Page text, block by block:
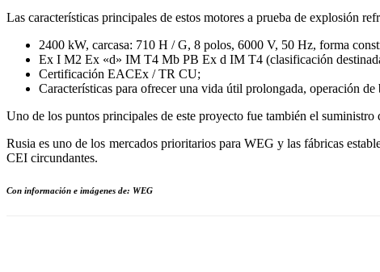
Las características principales de estos motores a prueba de explosión
2400 kW, carcasa: 710 H / G, 8 polos, 6000 V, 50 Hz, forma
Ex I M2 Ex «d» IM T4 Mb PB Ex d IM T4 (clasificación
Certificación EACEx / TR CU;
Características para ofrecer una vida útil prolongada, operación
Uno de los puntos principales de este proyecto fue también el
Rusia es uno de los mercados prioritarios para WEG y las fábricas
CEI circundantes.
Con información e imágenes de: WEG